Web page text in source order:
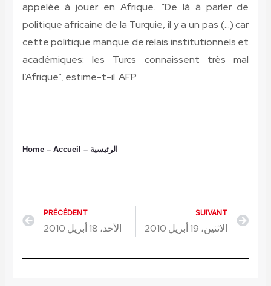
appelée à jouer en Afrique. “De là à parler de
politique africaine de la Turquie, il y a un pas (…) car
cette politique manque de relais institutionnels et
académiques: les Turcs connaissent très mal
l’Afrique”, estime-t-il. AFP
Home– Accueil – الرئيسية
Précédent
PRÉCÉDENT
الأحد، 18 أبريل 2010
SUIVANT
الاثنين، 19 أبريل 2010